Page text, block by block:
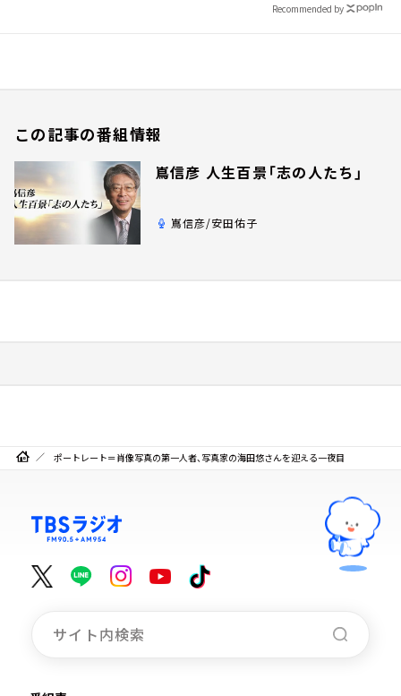
Recommended by
この記事の番組情報
嶌信彦 人生百景「志の人たち」
嶌信彦/安田佑子
ポートレート＝肖像写真の第一人者、写真家の海田悠さんを迎える一夜目